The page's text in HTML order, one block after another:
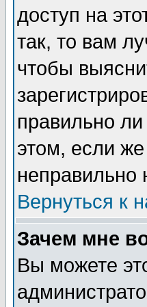
доступ на
так, то вам
чтобы
правильно
этом, если
неправильно
Вернуться к
Зачем мне
Вы можете